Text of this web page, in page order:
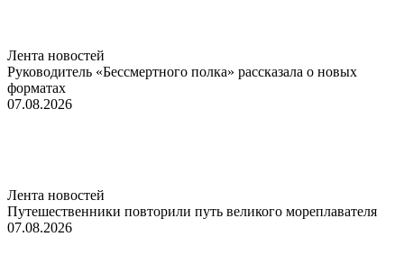
Лента новостей
Руководитель «Бессмертного полка» рассказала о новых
форматах
07.08.2026
Лента новостей
Путешественники повторили путь великого мореплавателя
07.08.2026